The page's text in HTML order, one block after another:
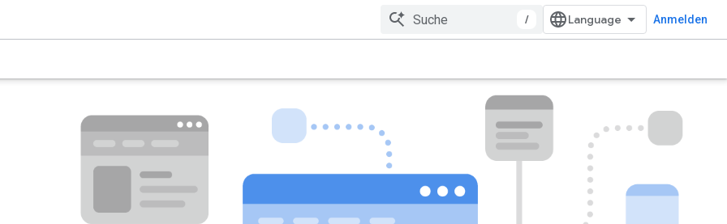
/ Anmelden